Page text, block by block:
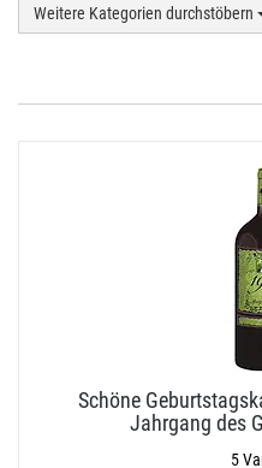
Weitere Kategorien durchstöbern
Schöne
Jahrgang des
5